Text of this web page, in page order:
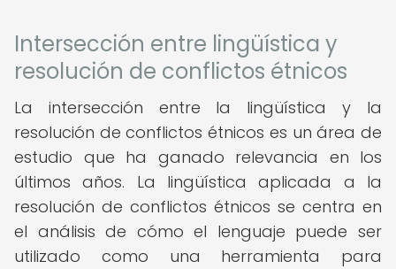
Intersección entre lingüística y
resolución de conflictos étnicos
La intersección entre la lingüística y la
resolución de conflictos étnicos es un área de
estudio que ha ganado relevancia en los
últimos años. La lingüística aplicada a la
resolución de conflictos étnicos se centra en
el análisis de cómo el lenguaje puede ser
utilizado como una herramienta para